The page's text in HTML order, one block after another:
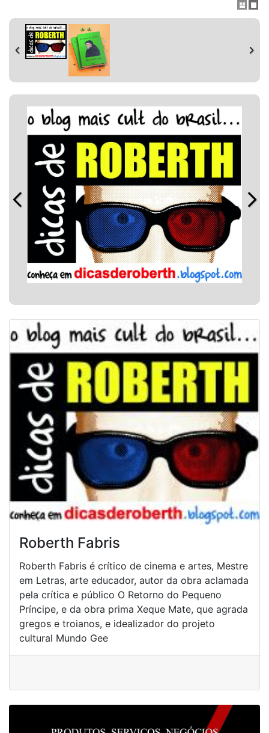
Roberth Fabris
Roberth Fabris é crítico de cinema e artes, Mestre
em Letras, arte educador, autor da obra aclamada
pela crítica e público O Retorno do Pequeno
Príncipe, e da obra prima Xeque Mate, que agrada
gregos e troianos, e idealizador do projeto
cultural Mundo Gee